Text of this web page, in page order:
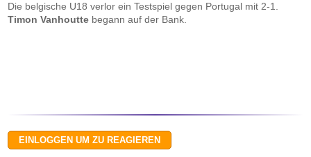
Die belgische U18 verlor ein Testspiel gegen Portugal mit 2-1.
Timon Vanhoutte begann auf der Bank.